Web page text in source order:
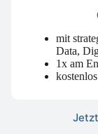
mit
Data,
1x am